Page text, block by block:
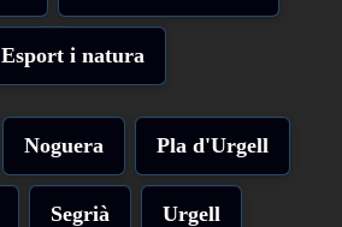
Esport i natura
Noguera Pla d'Urgell
Segrià Urgell